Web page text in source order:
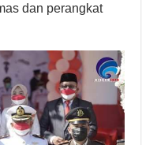
dan perangkat